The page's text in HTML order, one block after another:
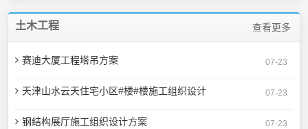
查看更多
土木工程
07-23
赛迪大厦工程塔吊方案
07-23
天津山水云天住宅小区#楼#楼施工组织设计
07-23
钢结构展厅施工组织设计方案